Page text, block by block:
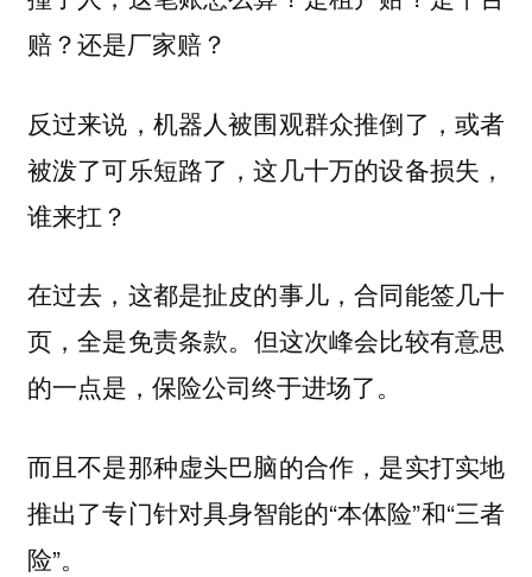
赔？还是厂家赔？
反过来说，机器人被围观群众推倒了，或者
被泼了可乐短路了，这几十万的设备损失，
谁来扛？
在过去，这都是扯皮的事儿，合同能签几十
页，全是免责条款。 但这次峰会比较有意思
的一点是，保险公司终于进场了。
而且不是那种虚头巴脑的合作，是实打实地
推出了专门针对具身智能的“本体险”和“三者
险”。